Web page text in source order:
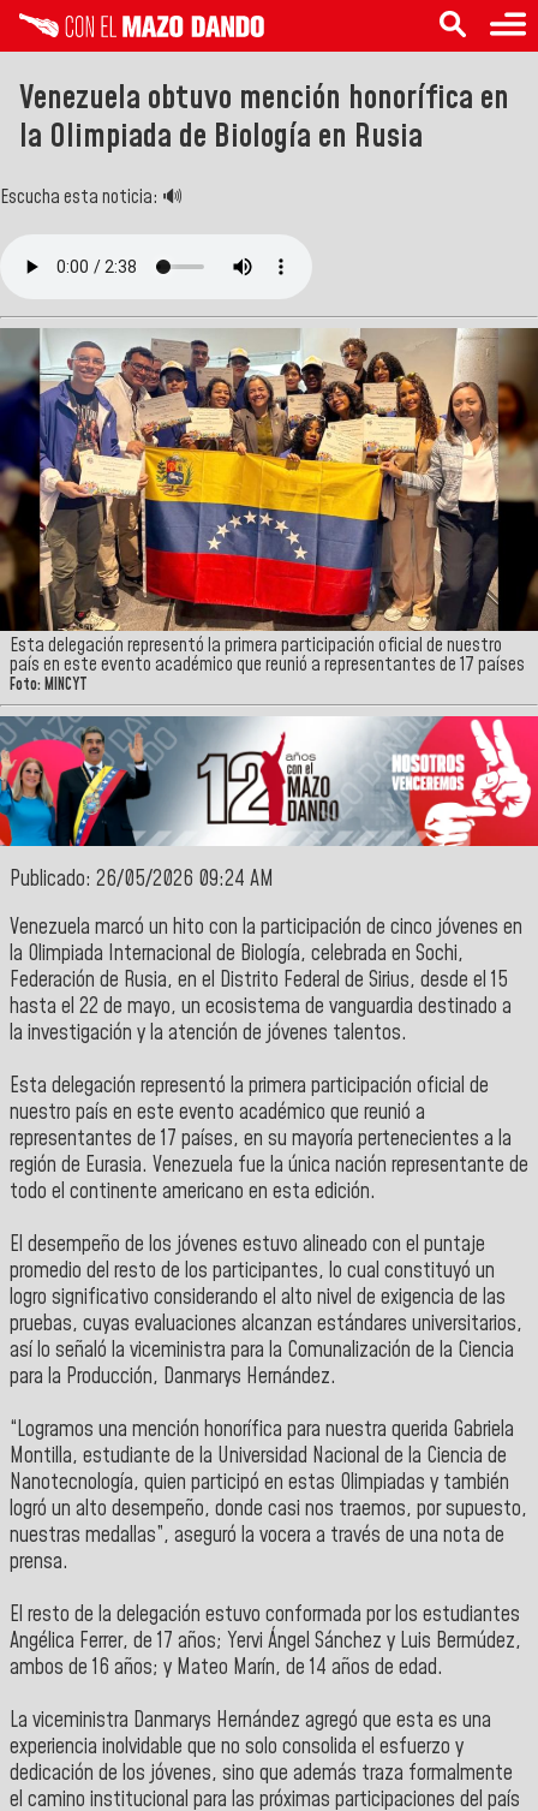
Venezuela obtuvo mención honorífica en
la Olimpiada de Biología en Rusia
Escucha esta noticia: 🔊
Esta delegación representó la primera participación oficial de nuestro
país en este evento académico que reunió a representantes de 17 países
Foto: MINCYT
Publicado: 26/05/2026 09:24 AM
Venezuela marcó un hito con la participación de cinco jóvenes en
la Olimpiada Internacional de Biología, celebrada en Sochi,
Federación de Rusia, en el Distrito Federal de Sirius, desde el 15
hasta el 22 de mayo, un ecosistema de vanguardia destinado a
la investigación y la atención de jóvenes talentos.
Esta delegación representó la primera participación oficial de
nuestro país en este evento académico que reunió a
representantes de 17 países, en su mayoría pertenecientes a la
región de Eurasia. Venezuela fue la única nación representante de
todo el continente americano en esta edición.
El desempeño de los jóvenes estuvo alineado con el puntaje
promedio del resto de los participantes, lo cual constituyó un
logro significativo considerando el alto nivel de exigencia de las
pruebas, cuyas evaluaciones alcanzan estándares universitarios,
así lo señaló la viceministra para la Comunalización de la Ciencia
para la Producción, Danmarys Hernández.
“Logramos una mención honorífica para nuestra querida Gabriela
Montilla, estudiante de la Universidad Nacional de la Ciencia de
Nanotecnología, quien participó en estas Olimpiadas y también
logró un alto desempeño, donde casi nos traemos, por supuesto,
nuestras medallas”, aseguró la vocera a través de una nota de
prensa.
El resto de la delegación estuvo conformada por los estudiantes
Angélica Ferrer, de 17 años; Yervi Ángel Sánchez y Luis Bermúdez,
ambos de 16 años; y Mateo Marín, de 14 años de edad.
La viceministra Danmarys Hernández agregó que esta es una
experiencia inolvidable que no solo consolida el esfuerzo y
dedicación de los jóvenes, sino que además traza formalmente
el camino institucional para las próximas participaciones del país